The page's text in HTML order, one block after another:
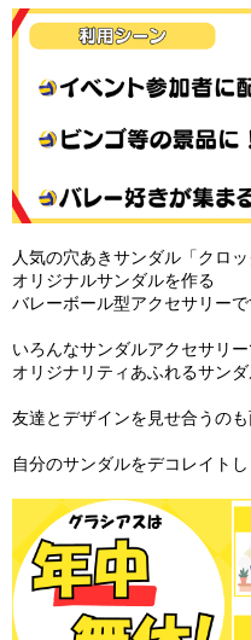
人気の穴あきサンダル「クロ
オリジナルサンダルを作る
バレーボール型アクセサリーで
いろんなサンダルアクセサリ
オリジナリティあふれるサン
友達とデザインを見せ合うの
自分のサンダルをデコレイトし